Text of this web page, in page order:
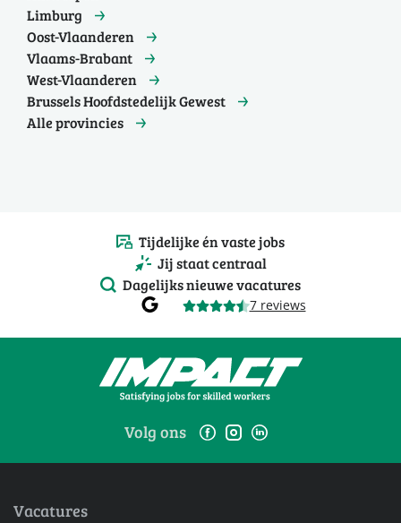
Limburg
Oost-Vlaanderen
Vlaams-Brabant
West-Vlaanderen
Brussels Hoofdstedelijk Gewest
Alle provincies
Tijdelijke én vaste jobs
Jij staat centraal
Dagelijks nieuwe vacatures
7 reviews
Volg ons
Vacatures